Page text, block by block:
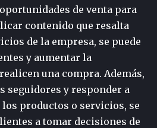
de venta para
contenido que resalta
de la empresa, se puede
y aumentar la
una compra. Además,
seguidores y responder a
productos o servicios, se
a tomar decisiones de